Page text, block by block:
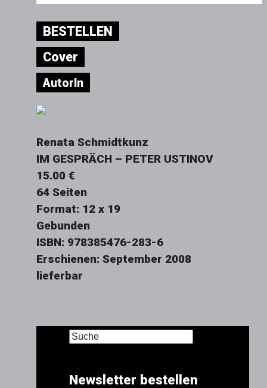
BESTELLEN
Cover
AutorIn
Renata Schmidtkunz
IM GESPRÄCH – PETER USTINOV
15.00 €
64 Seiten
Format: 12 x 19
Gebunden
ISBN: 978385476-283-6
Erschienen: September 2008
lieferbar
Newsletter bestellen